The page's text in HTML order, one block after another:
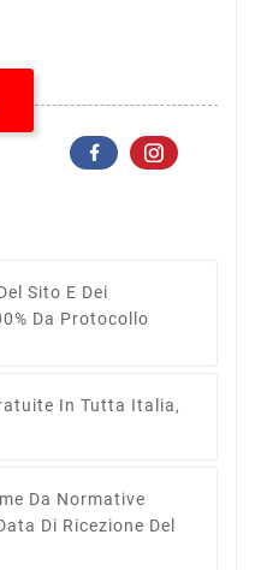
Sito E Dei
Da Protocollo
In Tutta Italia,
Da Normative
Di Ricezione Del